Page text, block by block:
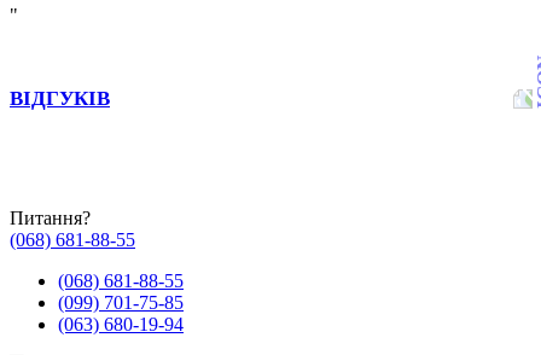
"
ВІДГУКІВ
Питання?
(068) 681-88-55
(068) 681-88-55
(099) 701-75-85
(063) 680-19-94